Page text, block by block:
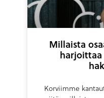
Millaista
harjoittaa
Korviimme